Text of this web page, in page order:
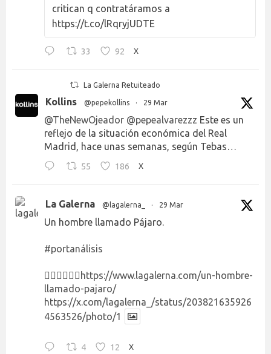
critican q contratáramos a
https://t.co/lRqryjUDTE
33 92 X
La Galerna Retuiteado
Kollins @pepekollins · 29 Mar
@TheNewOjeador @pepealvarezzz Este es un
reflejo de la situación económica del Real
Madrid, hace unas semanas, según Tebas…
55 186 X
La Galerna @lagalerna_ · 29 Mar
Un hombre llamado Pájaro.
#portanálisis
👉🏻👉🏻👉🏻 https://www.lagalerna.com/un-hombre-
llamado-pajaro/
https://x.com/lagalerna_/status/203821635926
4563526/photo/1
4 12 X